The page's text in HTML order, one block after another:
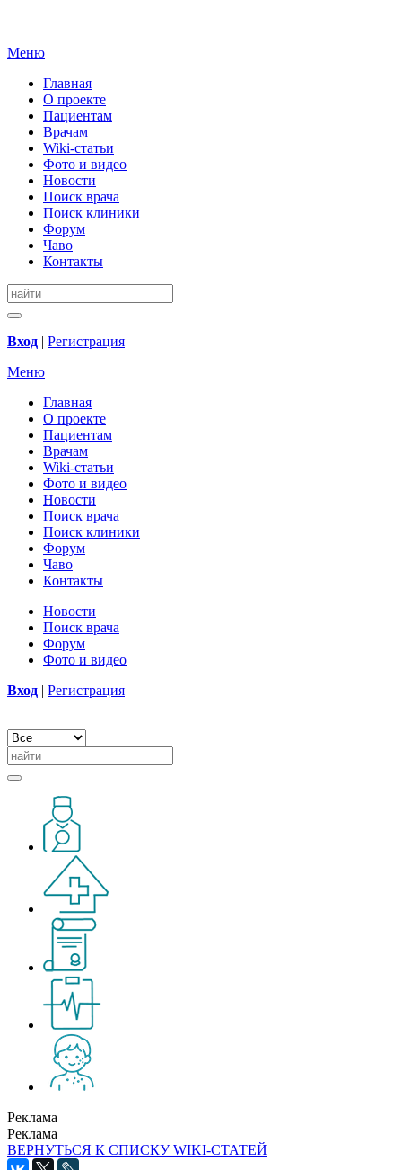
Меню
Главная
О проекте
Пациентам
Врачам
Wiki-статьи
Фото и видео
Новости
Поиск врача
Поиск клиники
Форум
Чаво
Контакты
Вход | Регистрация
Меню
Главная
О проекте
Пациентам
Врачам
Wiki-статьи
Фото и видео
Новости
Поиск врача
Поиск клиники
Форум
Чаво
Контакты
Новости
Поиск врача
Форум
Фото и видео
Вход | Регистрация
Реклама
Реклама
ВЕРНУТЬСЯ К СПИСКУ WIKI-СТАТЕЙ